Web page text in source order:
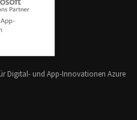
Digital- und App-Innovationen Azure